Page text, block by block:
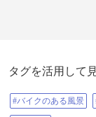
💦 オオイヌノフグリとニャン玉ど
て〜🙀💦 💦⁉️ 桜を撮る為溝にハマ
りながら写真を撮る私
タグを活用して
#バイクのある風景